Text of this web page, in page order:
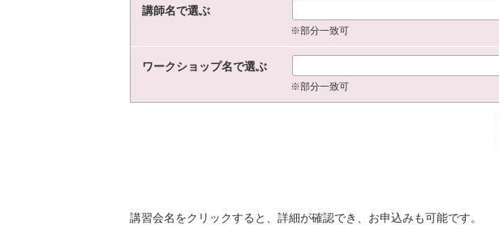
講師名で選ぶ
※部分一致可
ワークショップ名で選ぶ
※部分一致可
講習会名をクリックすると、詳細が確認でき、お申込みも可能です。